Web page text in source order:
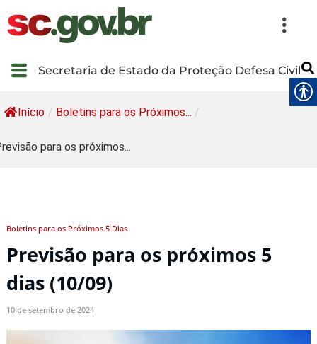
Secretaria de Estado da Proteção Defesa Civil
Início / Boletins para os Próximos... /
para os próximos...
Boletins para os Próximos 5 Dias
Previsão para os próximos 5
dias (10/09)
10 de setembro de 2024